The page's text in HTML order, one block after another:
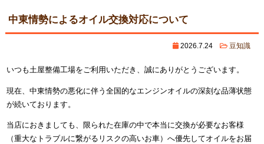
中東情勢によるオイル交換対応について
2026.7.24 豆知識
いつも土屋整備工場をご利用いただき、誠にありがとうございます。
現在、中東情勢の悪化に伴う全国的なエンジンオイルの深刻な品薄状態
が続いております。
当店におきましても、限られた在庫の中で本当に交換が必要なお客様
（重大なトラブルに繋がるリスクの高いお車）へ優先してオイルをお届